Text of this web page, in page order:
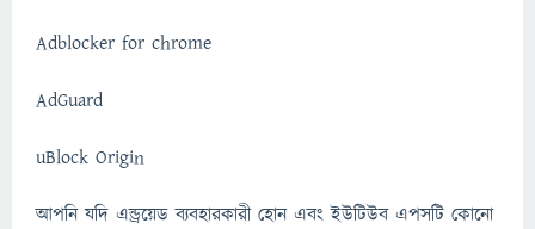
Adblocker for chrome
AdGuard
uBlock Origin
আপনি যদি এন্ড্রয়েড ব্যবহারকারী হোন এবং ইউটিউব এপসটি কোনো